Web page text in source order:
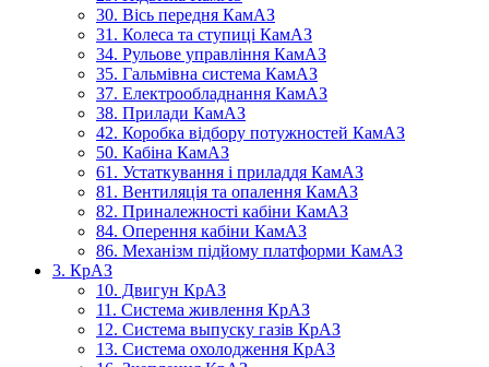
30. Вісь передня КамАЗ
31. Колеса та ступиці КамАЗ
34. Рульове управління КамАЗ
35. Гальмівна система КамАЗ
37. Електрообладнання КамАЗ
38. Прилади КамАЗ
42. Коробка відбору потужностей КамАЗ
50. Кабіна КамАЗ
61. Устаткування і приладдя КамАЗ
81. Вентиляція та опалення КамАЗ
82. Приналежності кабіни КамАЗ
84. Оперення кабіни КамАЗ
86. Механізм підйому платформи КамАЗ
3. КрАЗ
10. Двигун КрАЗ
11. Система живлення КрАЗ
12. Система выпуску газів КрАЗ
13. Система охолодження КрАЗ